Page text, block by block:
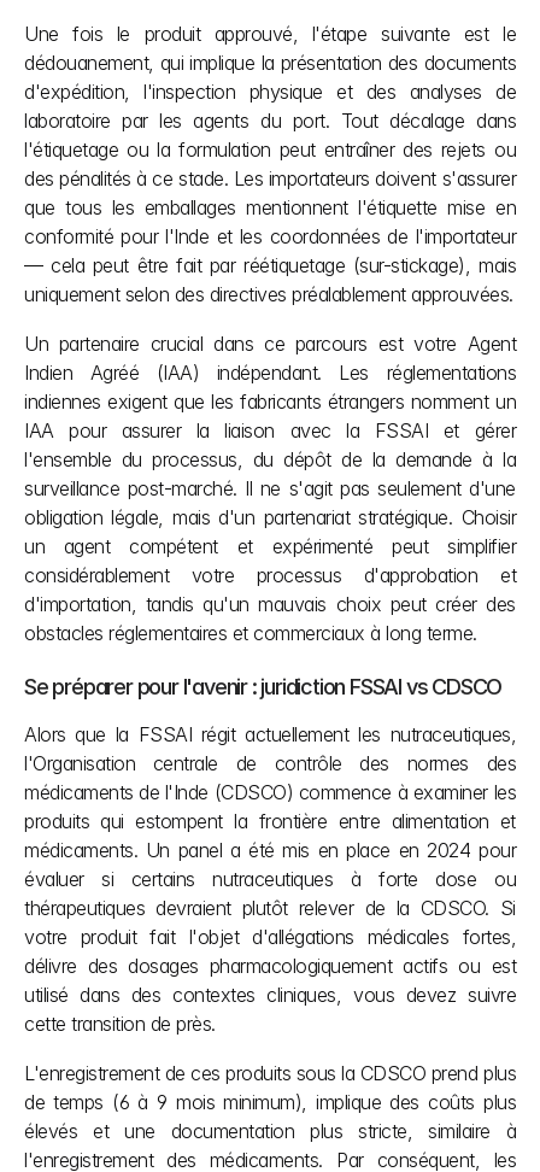
Une fois le produit approuvé, l'étape suivante est le
dédouanement, qui implique la présentation des documents
d'expédition, l'inspection physique et des analyses de
laboratoire par les agents du port. Tout décalage dans
l'étiquetage ou la formulation peut entraîner des rejets ou
des pénalités à ce stade. Les importateurs doivent s'assurer
que tous les emballages mentionnent l'étiquette mise en
conformité pour l'Inde et les coordonnées de l'importateur
— cela peut être fait par réétiquetage (sur-stickage), mais
uniquement selon des directives préalablement approuvées.
Un partenaire crucial dans ce parcours est votre Agent
Indien Agréé (IAA) indépendant. Les réglementations
indiennes exigent que les fabricants étrangers nomment un
IAA pour assurer la liaison avec la FSSAI et gérer
l'ensemble du processus, du dépôt de la demande à la
surveillance post-marché. Il ne s'agit pas seulement d'une
obligation légale, mais d'un partenariat stratégique. Choisir
un agent compétent et expérimenté peut simplifier
considérablement votre processus d'approbation et
d'importation, tandis qu'un mauvais choix peut créer des
obstacles réglementaires et commerciaux à long terme.
Se préparer pour l'avenir : juridiction FSSAI vs CDSCO
Alors que la FSSAI régit actuellement les nutraceutiques,
l'Organisation centrale de contrôle des normes des
médicaments de l'Inde (CDSCO) commence à examiner les
produits qui estompent la frontière entre alimentation et
médicaments. Un panel a été mis en place en 2024 pour
évaluer si certains nutraceutiques à forte dose ou
thérapeutiques devraient plutôt relever de la CDSCO. Si
votre produit fait l'objet d'allégations médicales fortes,
délivre des dosages pharmacologiquement actifs ou est
utilisé dans des contextes cliniques, vous devez suivre
cette transition de près.
L'enregistrement de ces produits sous la CDSCO prend plus
de temps (6 à 9 mois minimum), implique des coûts plus
élevés et une documentation plus stricte, similaire à
l'enregistrement des médicaments. Par conséquent, les